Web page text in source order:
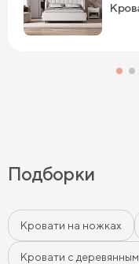
Подборки
Кровати на ножках
Кровати с